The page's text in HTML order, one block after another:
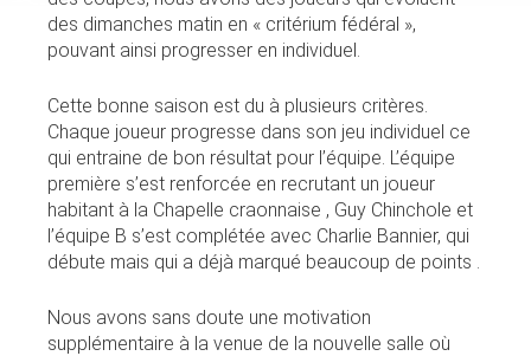
des dimanches matin en « critérium fédéral »,
pouvant ainsi progresser en individuel.
Cette bonne saison est du à plusieurs critères.
Chaque joueur progresse dans son jeu individuel ce
qui entraine de bon résultat pour l’équipe. L’équipe
première s’est renforcée en recrutant un joueur
habitant à la Chapelle craonnaise , Guy Chinchole et
l’équipe B s’est complétée avec Charlie Bannier, qui
débute mais qui a déjà marqué beaucoup de points .
Nous avons sans doute une motivation
supplémentaire à la venue de la nouvelle salle où